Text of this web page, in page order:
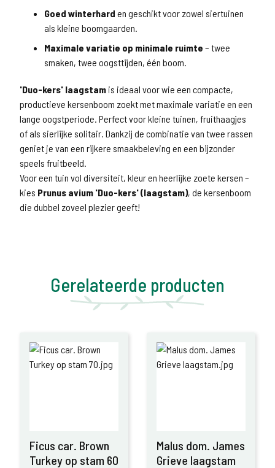
Goed winterhard en geschikt voor zowel siertuinen
als kleine boomgaarden.
Maximale variatie op minimale ruimte – twee
smaken, twee oogsttijden, één boom.
'Duo-kers' laagstam is ideaal voor wie een compacte,
productieve kersenboom zoekt met maximale variatie en een
lange oogstperiode. Perfect voor kleine tuinen, fruithaagjes
of als sierlijke solitair. Dankzij de combinatie van twee rassen
geniet je van een rijkere smaakbeleving en een bijzonder
speels fruitbeeld.
Voor een tuin vol diversiteit, kleur en heerlijke zoete kersen –
kies Prunus avium 'Duo-kers' (laagstam), de kersenboom
die dubbel zoveel plezier geeft!
Gerelateerde producten
Ficus car. Brown
Turkey op stam 60
Malus dom. James
Grieve laagstam